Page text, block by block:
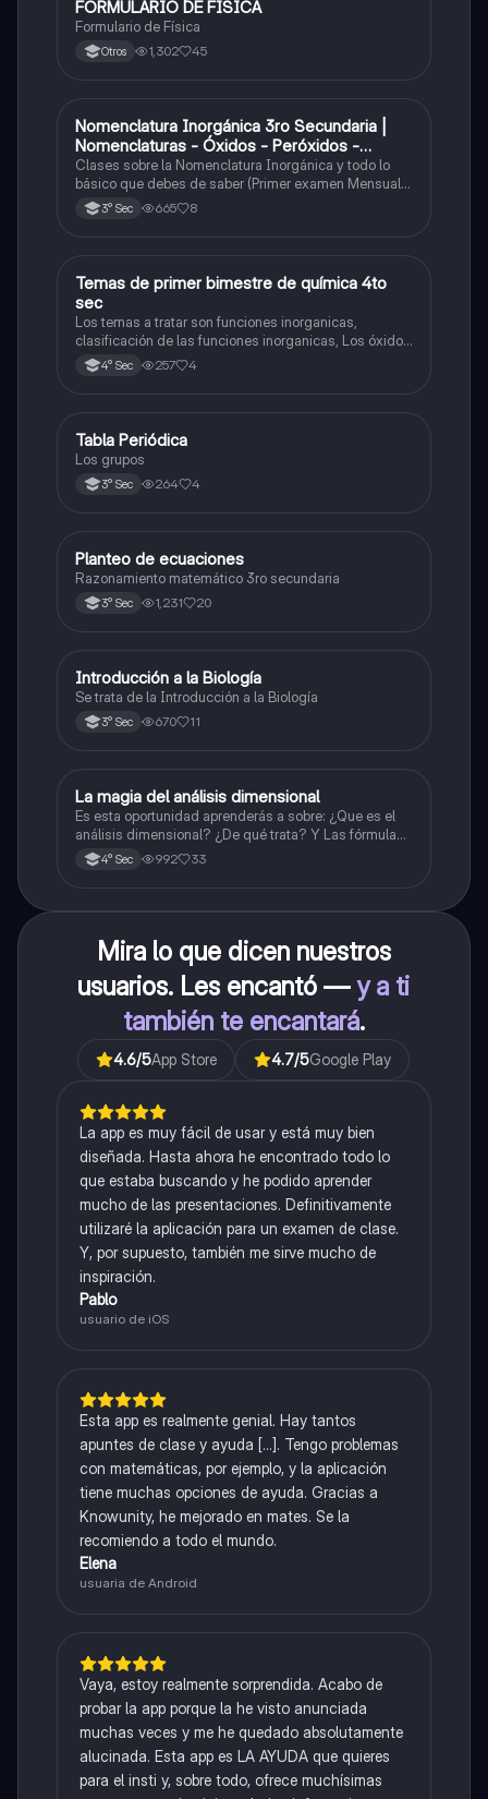
Física
FORMULARIO DE FÍSICA
Formulario de Física
Otros 1,302 45
Química
Nomenclatura Inorgánica 3ro Secundaria |
Nomenclaturas - Óxidos - Peróxidos -
Hidróxido o Bases
Clases sobre la Nomenclatura Inorgánica y todo lo
básico que debes de saber (Primer examen Mensual
2025)3° Sec 665 8
Química
Temas de primer bimestre de química 4to
sec
Los temas a tratar son funciones inorganicas,
clasificación de las funciones inorganicas, Los óxidos
y los óxidos ácidos
4° Sec 257 4
Química
Tabla Periódica
Los grupos
3° Sec 264 4
Matemáticas
Planteo de ecuaciones
Razonamiento matemático 3ro secundaria
3° Sec 1,231 20
Biología
Introducción a la Biología
Se trata de la Introducción a la Biología
3° Sec 670 11
Física
La magia del análisis dimensional
Es esta oportunidad aprenderás a sobre: ¿Que es el
análisis dimensional? ¿De qué trata? Y Las fórmulas
de las magnitudes fundamentales y derivadas.
4° Sec 992 33
Mira lo que dicen nuestros
usuarios. Les encantó —y a ti
también te encantará.
4.6/5App Store 4.7/5Google Play
La app es muy fácil de usar y está muy bien
diseñada. Hasta ahora he encontrado todo lo
que estaba buscando y he podido aprender
mucho de las presentaciones. Definitivamente
utilizaré la aplicación para un examen de clase.
Y, por supuesto, también me sirve mucho de
inspiración.
Pablo
usuario de iOS
Esta app es realmente genial. Hay tantos
apuntes de clase y ayuda [...]. Tengo problemas
con matemáticas, por ejemplo, y la aplicación
tiene muchas opciones de ayuda. Gracias a
Knowunity, he mejorado en mates. Se la
recomiendo a todo el mundo.
Elena
usuaria de Android
Vaya, estoy realmente sorprendida. Acabo de
probar la app porque la he visto anunciada
muchas veces y me he quedado absolutamente
alucinada. Esta app es LA AYUDA que quieres
para el insti y, sobre todo, ofrece muchísimas